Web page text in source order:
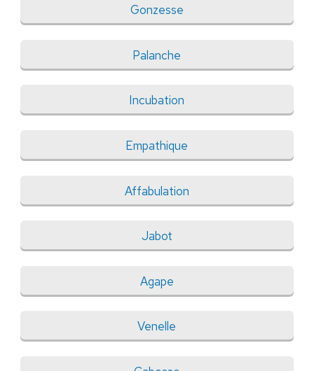
Gonzesse
Palanche
Incubation
Empathique
Affabulation
Jabot
Agape
Venelle